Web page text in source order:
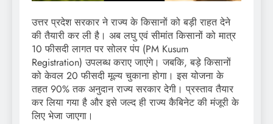
उत्तर प्रदेश सरकार ने राज्य के किसानों को बड़ी राहत देने
की तैयारी कर ली है। अब लघु एवं सीमांत किसानों को मात्र
10 फीसदी लागत पर सोलर पंप (PM Kusum
Registration) उपलब्ध कराए जाएंगे। जबकि, बड़े किसानों
को केवल 20 फीसदी मूल्य चुकाना होगा। इस योजना के
तहत 90% तक अनुदान राज्य सरकार देगी। प्रस्ताव तैयार
कर लिया गया है और इसे जल्द ही राज्य कैबिनेट की मंजूरी के
लिए भेजा जाएगा।